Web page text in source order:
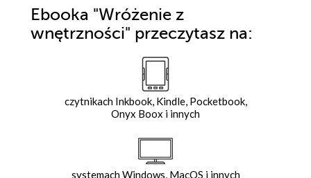
Ebooka "Wróżenie z
wnętrzności" przeczytasz na:
czytnikach Inkbook, Kindle, Pocketbook,
Onyx Boox i innych
systemach Windows, MacOS i innych